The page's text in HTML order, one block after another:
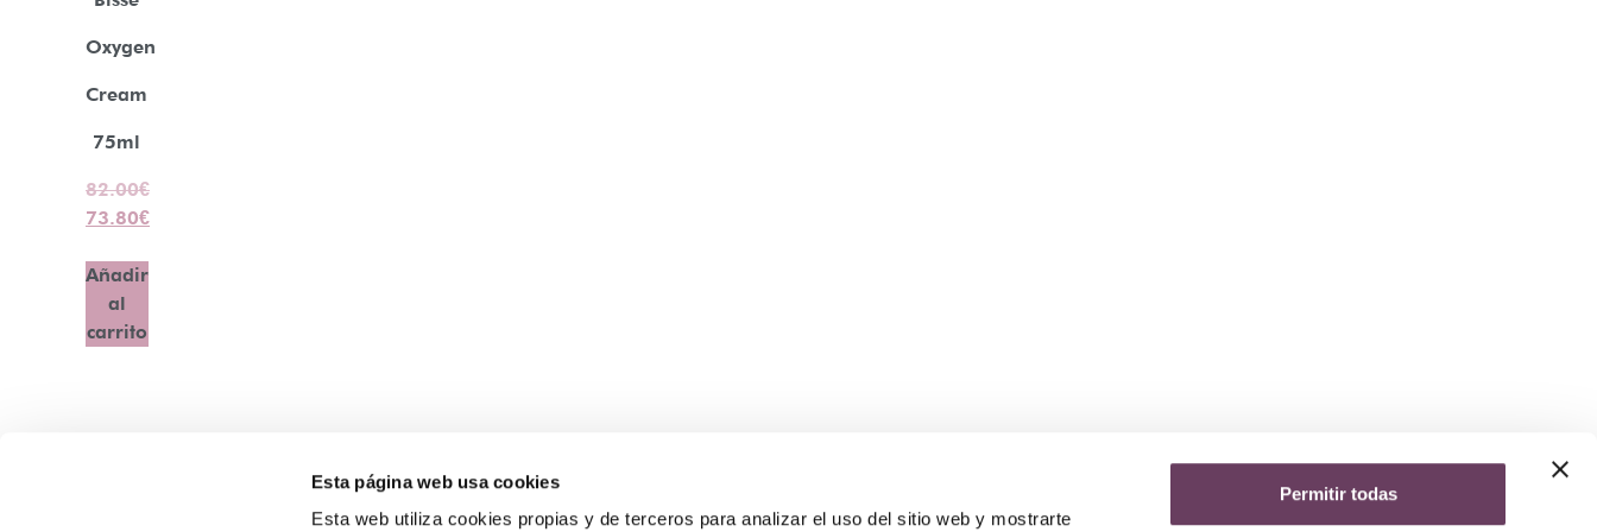
Esta página web usa cookies
Esta web utiliza cookies propias y de terceros para analizar el uso del sitio web y mostrarte
Permitir todas
Oxygen
Cream
75ml
82.00€
73.80€
Añadir
al
carrito
Atención Telefónica: 944 435 713
Nosotros
Aviso legal